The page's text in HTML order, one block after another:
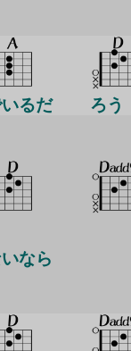
るだ ろう
なら